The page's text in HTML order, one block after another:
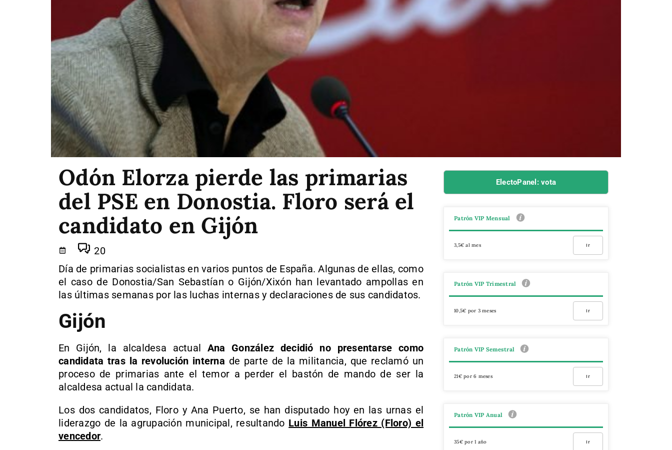
Odón Elorza pierde las primarias
del PSE en Donostia. Floro será el
candidato en Gijón
20
Día de primarias socialistas en varios puntos de España. Algunas de ellas, como
el caso de Donostia/San Sebastían o Gijón/Xixón han levantado ampollas en
las últimas semanas por las luchas internas y declaraciones de sus candidatos.
Gijón
En Gijón, la alcaldesa actual Ana González decidió no presentarse como
candidata tras la revolución interna de parte de la militancia, que reclamó un
proceso de primarias ante el temor a perder el bastón de mando de ser la
alcaldesa actual la candidata.
Los dos candidatos, Floro y Ana Puerto, se han disputado hoy en las urnas el
liderazgo de la agrupación municipal, resultando Luis Manuel Flórez (Floro) el
vencedor.
ElectoPanel: vota
Patrón VIP Mensual
3,5€ al mes Ir
Patrón VIP Trimestral
10,5€ por 3 meses Ir
Patrón VIP Semestral
21€ por 6 meses Ir
Patrón VIP Anual
35€ por 1 año Ir